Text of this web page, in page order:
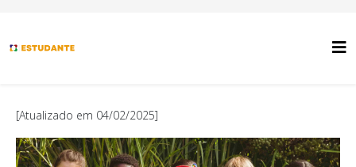
[Atualizado em 04/02/2025]